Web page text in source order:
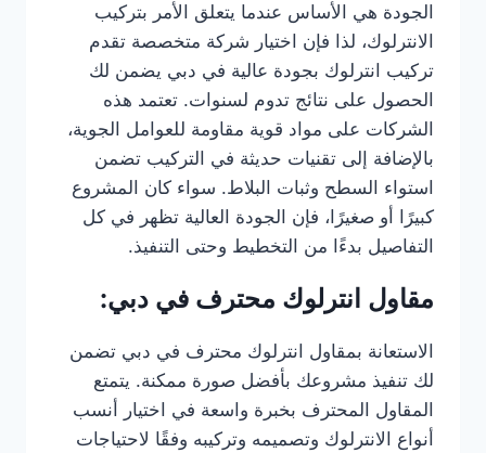
الجودة هي الأساس عندما يتعلق الأمر بتركيب
الانترلوك، لذا فإن اختيار شركة متخصصة تقدم
تركيب انترلوك بجودة عالية في دبي يضمن لك
الحصول على نتائج تدوم لسنوات. تعتمد هذه
الشركات على مواد قوية مقاومة للعوامل الجوية،
بالإضافة إلى تقنيات حديثة في التركيب تضمن
استواء السطح وثبات البلاط. سواء كان المشروع
كبيرًا أو صغيرًا، فإن الجودة العالية تظهر في كل
التفاصيل بدءًا من التخطيط وحتى التنفيذ.
مقاول انترلوك محترف في دبي:
الاستعانة بمقاول انترلوك محترف في دبي تضمن
لك تنفيذ مشروعك بأفضل صورة ممكنة. يتمتع
المقاول المحترف بخبرة واسعة في اختيار أنسب
أنواع الانترلوك وتصميمه وتركيبه وفقًا لاحتياجات